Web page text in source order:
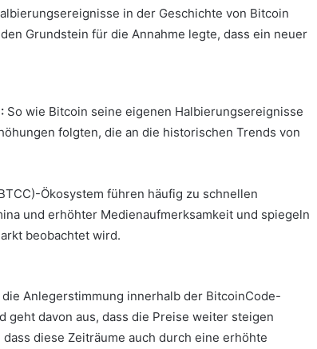
in der Geschichte von Bitcoin
Grundstein für die Annahme legte, dass ein neuer
So wie Bitcoin seine eigenen Halbierungsereignisse
folgten, die an die historischen Trends von
Ökosystem führen häufig zu schnellen
und erhöhter Medienaufmerksamkeit und spiegeln
beobachtet wird.
Anlegerstimmung innerhalb der BitcoinCode-
davon aus, dass die Preise weiter steigen
diese Zeiträume auch durch eine erhöhte